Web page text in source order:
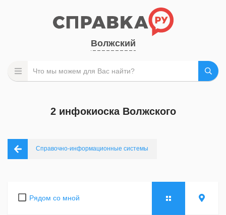
Волжский
2 инфокиоска Волжского
Справочно-информационные системы
Рядом со мной